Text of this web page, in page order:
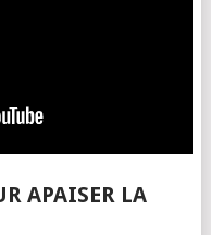
APAISER LA